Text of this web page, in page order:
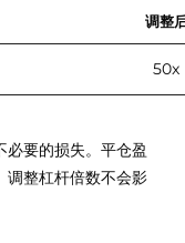
调整
50x
必要的损失。平仓盈
调整杠杆倍数不会影